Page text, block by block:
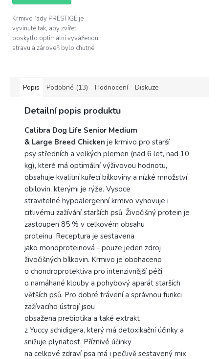
Krmivo řady PRESTIGE je
vyvinuté tak, aby zvířeti
poskytlo optimální vyváženou
stravu a zároveň bylo chutné.
Popis Podobné (13) Hodnocení Diskuze
Detailní popis produktu
Calibra Dog Life Senior Medium
& Large Breed Chicken je krmivo pro starší
psy středních a velkých plemen (nad 6 let, nad 10
kg), které má optimální výživovou hodnotu,
obsahuje kvalitní kuřecí bílkoviny a nízké množství
obilovin, kterými je rýže. Vysoce
stravitelné hypoalergenní krmivo vyhovuje i
citlivému zažívání starších psů. Živočišný protein je
zastoupen 85 % v celkovém obsahu
proteinu. Receptura je sestavena
jako monoproteinová - pouze jeden zdroj
živočišných bílkovin. Krmivo je obohaceno
o chondroprotektiva pro intenzivnější péči
o namáhané klouby a pohybový aparát starších
větších psů. Pro dobré trávení a správnou funkci
zažívacího ústrojí jsou
obsažena prebiotika a také extrakt
z Yuccy schidigera, který má detoxikační účinky a
snižuje plynatost. Příznivé účinky
na celkové zdraví psa má i pečlivě sestavený mix